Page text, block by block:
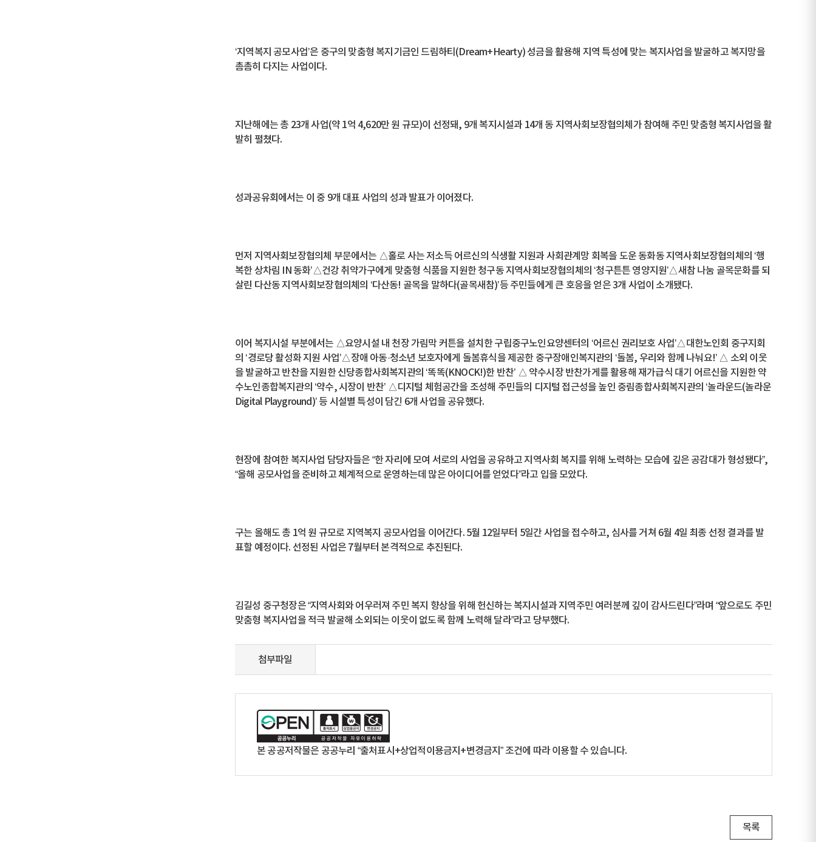
‘지역복지 공모사업’은 중구의 맞춤형 복지기금인 드림하티(Dream+Hearty) 성금을 활용해 지역 특성에 맞는 복지사업을 발굴하고 복지망을
촘촘히 다지는 사업이다.
지난해에는 총 23개 사업(약 1억 4,620만 원 규모)이 선정돼, 9개 복지시설과 14개 동 지역사회보장협의체가 참여해 주민 맞춤형 복지사업을 활
발히 펼쳤다.
성과공유회에서는 이 중 9개 대표 사업의 성과 발표가 이어졌다.
먼저 지역사회보장협의체 부문에서는 △홀로 사는 저소득 어르신의 식생활 지원과 사회관계망 회복을 도운 동화동 지역사회보장협의체의 ‘행
복한 상차림 IN 동화’△건강 취약가구에게 맞춤형 식품을 지원한 청구동 지역사회보장협의체의 ‘청구튼튼 영양지원’△새참 나눔 골목문화를 되
살린 다산동 지역사회보장협의체의 ‘다산동! 골목을 말하다(골목새참)’등 주민들에게 큰 호응을 얻은 3개 사업이 소개됐다.
이어 복지시설 부분에서는 △요양시설 내 천장 가림막 커튼을 설치한 구립중구노인요양센터의 ‘어르신 권리보호 사업’△대한노인회 중구지회
의 ‘경로당 활성화 지원 사업’△장애 아동·청소년 보호자에게 돌봄휴식을 제공한 중구장애인복지관의 ‘돌봄, 우리와 함께 나눠요!’ △ 소외 이웃
을 발굴하고 반찬을 지원한 신당종합사회복지관의 ‘똑똑(KNOCK!)한 반찬’ △ 약수시장 반찬가게를 활용해 재가급식 대기 어르신을 지원한 약
수노인종합복지관의 ‘약수, 시장이 반찬’ △디지털 체험공간을 조성해 주민들의 디지털 접근성을 높인 중림종합사회복지관의 ‘놀라운드(놀라운
Digital Playground)’ 등 시설별 특성이 담긴 6개 사업을 공유했다.
현장에 참여한 복지사업 담당자들은 “한 자리에 모여 서로의 사업을 공유하고 지역사회 복지를 위해 노력하는 모습에 깊은 공감대가 형성됐다”,
“올해 공모사업을 준비하고 체계적으로 운영하는데 많은 아이디어를 얻었다”라고 입을 모았다.
구는 올해도 총 1억 원 규모로 지역복지 공모사업을 이어간다. 5월 12일부터 5일간 사업을 접수하고, 심사를 거쳐 6월 4일 최종 선정 결과를 발
표할 예정이다. 선정된 사업은 7월부터 본격적으로 추진된다.
김길성 중구청장은 “지역사회와 어우러져 주민 복지 향상을 위해 헌신하는 복지시설과 지역주민 여러분께 깊이 감사드린다”라며 “앞으로도 주민
맞춤형 복지사업을 적극 발굴해 소외되는 이웃이 없도록 함께 노력해 달라”라고 당부했다.
첨부파일
본 공공저작물은 공공누리 “출처표시+상업적이용금지+변경금지” 조건에 따라 이용할 수 있습니다.
목록